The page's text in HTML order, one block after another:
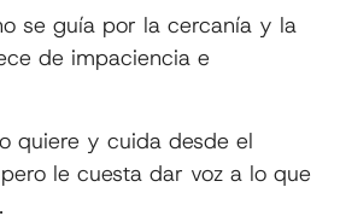
se guía por la cercanía y la
de impaciencia e
quiere y cuida desde el
le cuesta dar voz a lo que